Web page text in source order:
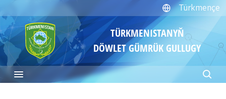
Türkmençe
TÜRKMENISTANYŇ
DÖWLET GÜMRÜK GULLUGY